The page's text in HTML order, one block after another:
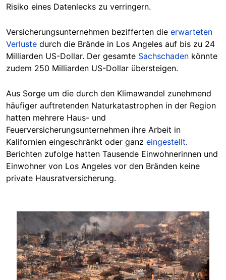
Risiko eines Datenlecks zu verringern.
Versicherungsunternehmen bezifferten die erwarteten
Verluste durch die Brände in Los Angeles auf bis zu 24
Milliarden US-Dollar. Der gesamte Sachschaden könnte
zudem 250 Milliarden US-Dollar übersteigen.
Aus Sorge um die durch den Klimawandel zunehmend
häufiger auftretenden Naturkatastrophen in der Region
hatten mehrere Haus- und
Feuerversicherungsunternehmen ihre Arbeit in
Kalifornien eingeschränkt oder ganz eingestellt.
Berichten zufolge hatten Tausende Einwohnerinnen und
Einwohner von Los Angeles vor den Bränden keine
private Hausratversicherung.
Image